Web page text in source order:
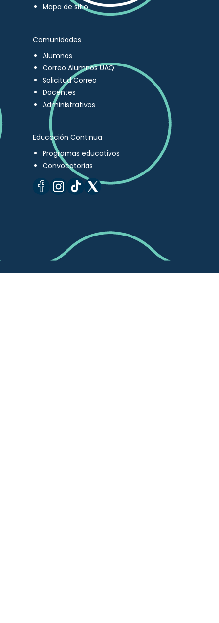
Mapa de sitio
Comunidades
Alumnos
Correo Alumnos UAQ
Solicitud Correo
Docentes
Administrativos
Educación Continua
Programas educativos
Convocatorias